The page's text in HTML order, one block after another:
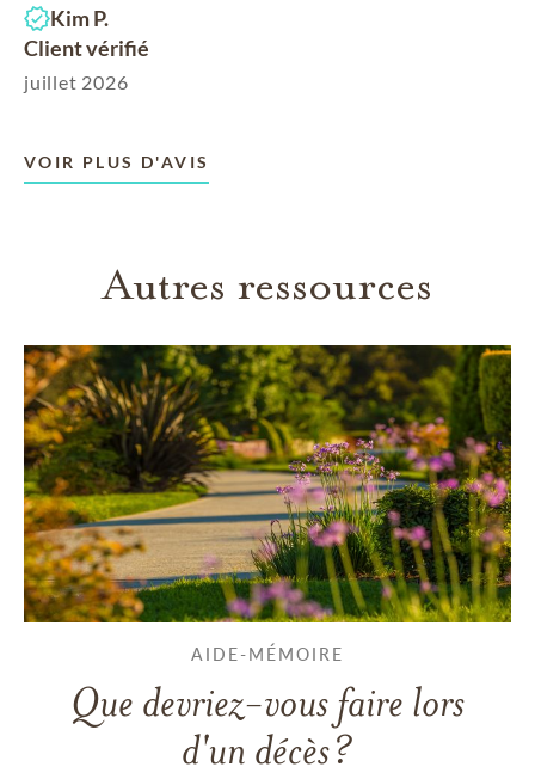
Kim P.
Client vérifié
juillet 2026
VOIR PLUS D'AVIS
Autres ressources
AIDE-MÉMOIRE
Que devriez-vous faire lors
d'un décès?